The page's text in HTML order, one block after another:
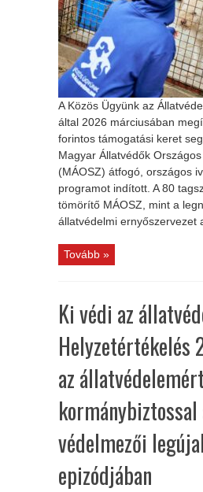
A Közös Ügyünk az
által 2026 márciusában
forintos támogatási keret
Magyar Állatvédők
(MÁOSZ) átfogó, országos
programot indított. A 80
tömörítő MÁOSZ, mint a
állatvédelmi ernyőszervezet
Tovább »
Ki védi az
Helyzetértékelés
az
kormánybiztossal
védelmezői
epizódjában